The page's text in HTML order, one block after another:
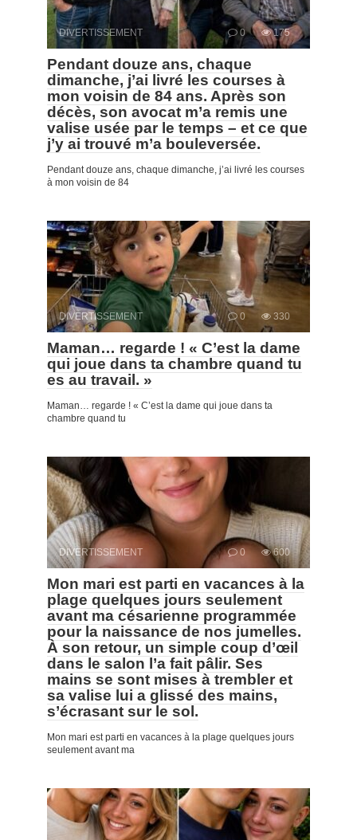
DIVERTISSEMENT 0 175
Pendant douze ans, chaque
dimanche, j’ai livré les courses à
mon voisin de 84 ans. Après son
décès, son avocat m’a remis une
valise usée par le temps – et ce que
j’y ai trouvé m’a bouleversée.
Pendant douze ans, chaque dimanche, j’ai livré les courses
à mon voisin de 84
DIVERTISSEMENT 0 330
Maman… regarde ! « C’est la dame
qui joue dans ta chambre quand tu
es au travail. »
Maman… regarde ! « C’est la dame qui joue dans ta
chambre quand tu
DIVERTISSEMENT 0 600
Mon mari est parti en vacances à la
plage quelques jours seulement
avant ma césarienne programmée
pour la naissance de nos jumelles.
À son retour, un simple coup d’œil
dans le salon l’a fait pâlir. Ses
mains se sont mises à trembler et
sa valise lui a glissé des mains,
s’écrasant sur le sol.
Mon mari est parti en vacances à la plage quelques jours
seulement avant ma